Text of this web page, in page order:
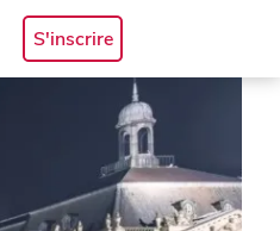
S'inscrire